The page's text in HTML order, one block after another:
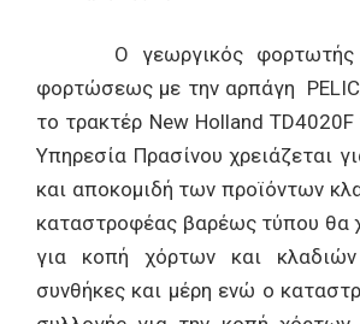
Ο γεωργικός φορτωτής
φορτώσεως με την αρπάγη
το τρακτέρ New Holland TD4020F
Υπηρεσία Πρασίνου χρειάζεται
και αποκομιδή των προϊόντων
καταστροφέας βαρέως τύπου θα
για κοπή χόρτων και
συνθήκες και μέρη ενώ ο